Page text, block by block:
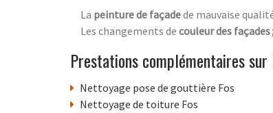
La peinture de façadede mauvaise
Les changements de couleur des façades
Prestations complémentaires sur
Nettoyage pose de gouttière Fos
Nettoyage de toiture Fos